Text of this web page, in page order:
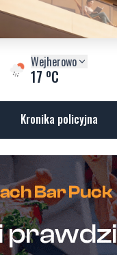
Wejherowo
17 oC
Kronika policyjna